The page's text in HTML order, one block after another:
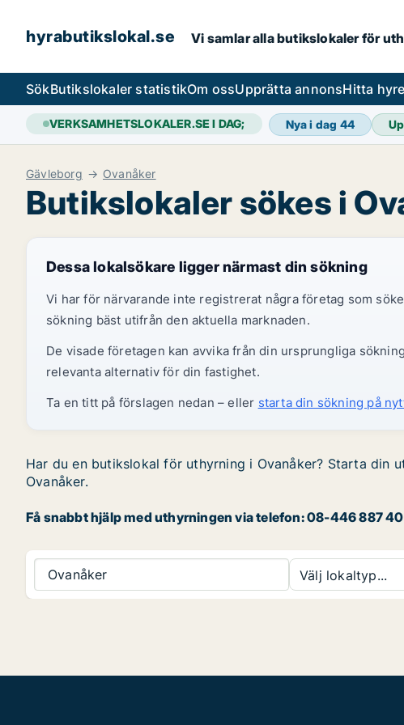
hyrabutikslokal.se Vi samlar alla butikslokaler för
SökButikslokaler statistikOm ossUpprätta annonsHitta
VERKSAMHETSLOKALER.SE I DAG; Nya i dag 44
Gävleborg Ovanåker
Butikslokaler sökes i
Dessa lokalsökare ligger närmast din sökning
Vi har för närvarande inte registrerat några företag som
sökning bäst utifrån den aktuella marknaden.
De visade företagen kan avvika från din ursprungliga
relevanta alternativ för din fastighet.
Ta en titt på förslagen nedan – eller starta din sökning på
Har du en butikslokal för uthyrning i Ovanåker? Starta
Ovanåker.
Få snabbt hjälp med uthyrningen via telefon: 08-446 887
Ovanåker Välj lokaltyp...